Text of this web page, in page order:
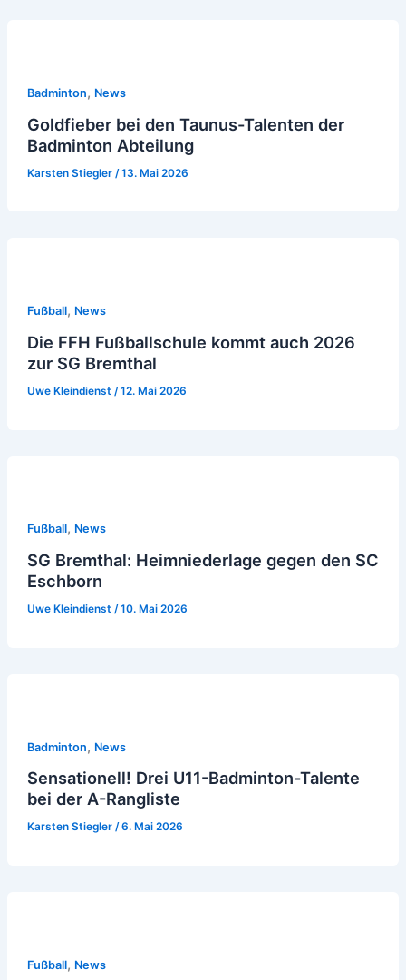
Badminton, News
Goldfieber bei den Taunus-Talenten der
Badminton Abteilung
Karsten Stiegler /13. Mai 2026
Fußball, News
Die FFH Fußballschule kommt auch 2026
zur SG Bremthal
Uwe Kleindienst /12. Mai 2026
Fußball, News
SG Bremthal: Heimniederlage gegen den SC
Eschborn
Uwe Kleindienst /10. Mai 2026
Badminton, News
Sensationell! Drei U11-Badminton-Talente
bei der A-Rangliste
Karsten Stiegler /6. Mai 2026
Fußball, News